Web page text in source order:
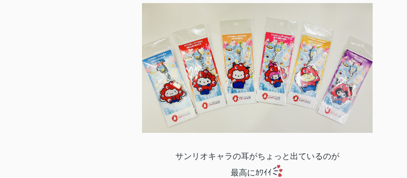
サンリオキャラの耳がちょっと出ているのが
最高にｶﾜｲｲ